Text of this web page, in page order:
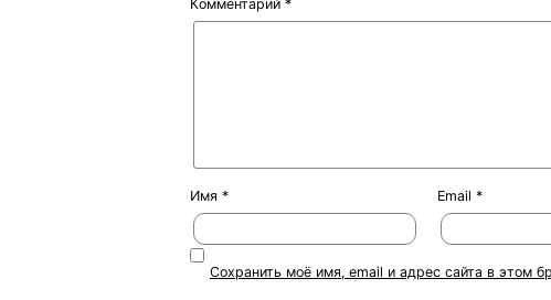
Комментарий *
Имя * Email*
Сохранить моё имя, email и адрес сайта в этом